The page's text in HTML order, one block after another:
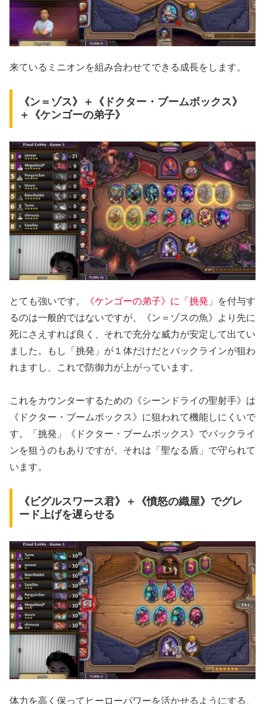
来ているミニオンを組み合わせてできる成長をします。
《ン＝ゾス》＋《ドクター・ブームボックス》
＋《ケンゴーの弟子》
とても強いです。 《ケンゴーの弟子》に「挑発」
を付与す
るのは一般的ではないですが、《ン＝ゾスの魚》より先に
死にさえすれば良く、それで充分な威力が安定して出てい
ました。もし「挑発」が１体だけだとバックラインが狙わ
れますし、これで防御力が上がっています。
これをカウンターするための《シーンドライの聖射手》は
《ドクター・ブームボックス》に狙われて機能しにくいで
す。「挑発」《ドクター・ブームボックス》でバックライ
ンを狙うのもありですが、それは「聖なる盾」で守られて
います。
《ビグルスワース君》＋《憤怒の織屋》でグレ
ード上げを遅らせる
体力を高く保ってヒーローパワーを活かせるようにする、